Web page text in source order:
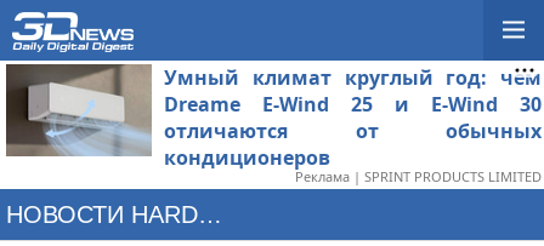
Умный климат круглый год: чем
Dreame E-Wind 25 и E-Wind 30
отличаются от обычных
кондиционеров
Реклама | SPRINT PRODUCTS LIMITED
НОВОСТИ HARDWARE